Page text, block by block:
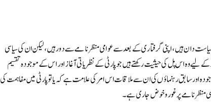
دان ہیں، اپنی گرفتاری کے بعد سے عوامی منظرنامے سے دور ہیں، لیکن ان کی سیاسی
لیے وہ اس پل کی حیثیت رکھتے ہیں جو پارٹی کے نظریاتی آغاز اور اس کے موجودہ تقسیم
اور سابق رہنماؤں کی ان سے ملاقات اس امر کی علامت ہے کہ یا تو پارٹی میں مفاہمت کی
منظرنامے پر غور و خوض جاری ہے۔